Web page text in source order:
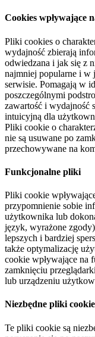
Cookies wpływające
Pliki cookies o
wydajność zbierają
odwiedzana i jak się z
najmniej popularne i w
serwisie. Pomagają w
poszczególnymi
zawartość i wydajność
intuicyjną dla
Pliki cookie o
nie są usuwane po
przechowywane na
Funkcjonalne pliki
Pliki cookie
przypomnienie sobie
użytkownika lub
język, wyrażone
lepszych i bardziej
także optymalizację
cookie wpływające na
zamknięciu
lub urządzeniu
Niezbędne pliki
Te pliki cookie są